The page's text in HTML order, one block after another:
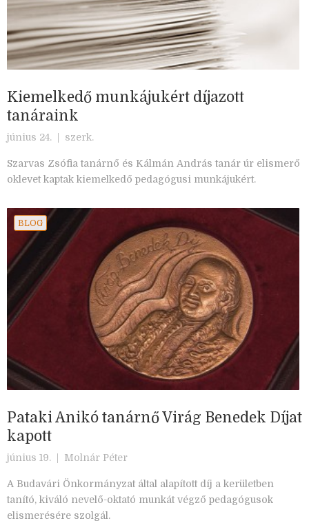
Kiemelkedő munkájukért díjazott
tanáraink
június 24. | szerk.
Szarvas Zsófia tanárnő és Kálmán András tanár úr elismerő
oklevet kaptak kiemelkedő pedagógusi munkájukért.
BLOG
Pataki Anikó tanárnő Virág Benedek Díjat
kapott
június 19. | Molnár Péter
A Budavári Önkormányzat által alapított díj a kerületben
tanító, kiváló nevelő-oktató munkát végző pedagógusok
elismerésére szolgál.